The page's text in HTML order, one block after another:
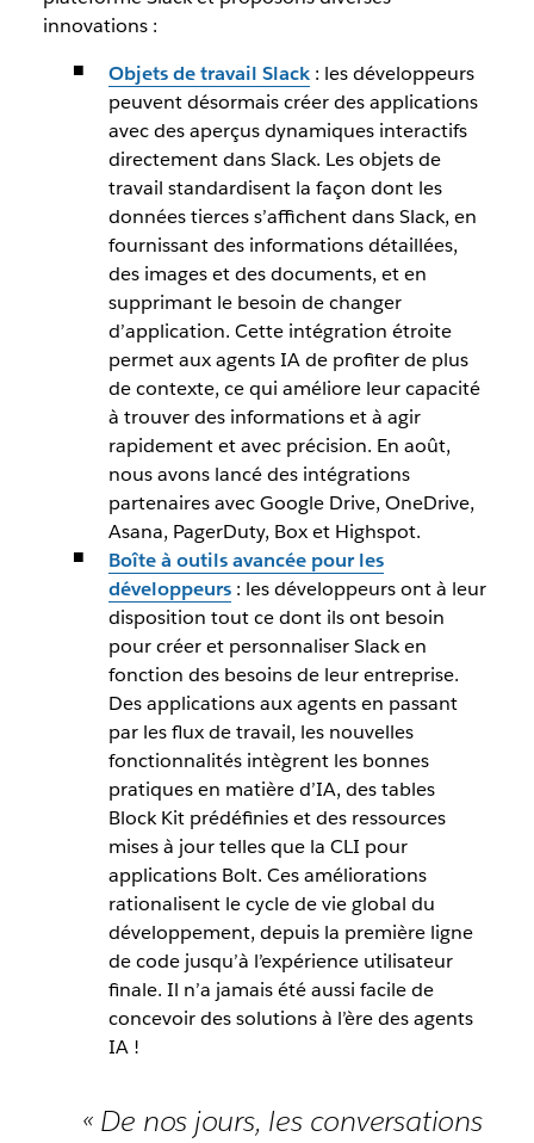
innovations :
Objets de travail Slack : les développeurs
peuvent désormais créer des applications
avec des aperçus dynamiques interactifs
directement dans Slack. Les objets de
travail standardisent la façon dont les
données tierces s’affichent dans Slack, en
fournissant des informations détaillées,
des images et des documents, et en
supprimant le besoin de changer
d’application. Cette intégration étroite
permet aux agents IA de profiter de plus
de contexte, ce qui améliore leur capacité
à trouver des informations et à agir
rapidement et avec précision. En août,
nous avons lancé des intégrations
partenaires avec Google Drive, OneDrive,
Asana, PagerDuty, Box et Highspot.
Boîte à outils avancée pour les
développeurs : les développeurs ont à leur
disposition tout ce dont ils ont besoin
pour créer et personnaliser Slack en
fonction des besoins de leur entreprise.
Des applications aux agents en passant
par les flux de travail, les nouvelles
fonctionnalités intègrent les bonnes
pratiques en matière d’IA, des tables
Block Kit prédéfinies et des ressources
mises à jour telles que la CLI pour
applications Bolt. Ces améliorations
rationalisent le cycle de vie global du
développement, depuis la première ligne
de code jusqu’à l’expérience utilisateur
finale. Il n’a jamais été aussi facile de
concevoir des solutions à l’ère des agents
IA !
« De nos jours, les conversations